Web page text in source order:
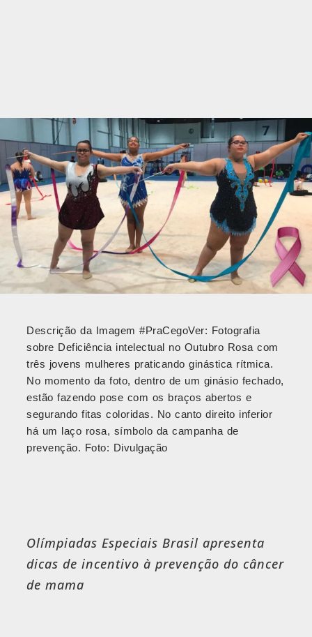
Descrição da Imagem #PraCegoVer: Fotografia
sobre Deficiência intelectual no Outubro Rosa com
três jovens mulheres praticando ginástica rítmica.
No momento da foto, dentro de um ginásio fechado,
estão fazendo pose com os braços abertos e
segurando fitas coloridas. No canto direito inferior
há um laço rosa, símbolo da campanha de
prevenção. Foto: Divulgação
Olímpiadas Especiais Brasil apresenta
dicas de incentivo à prevenção do câncer
de mama